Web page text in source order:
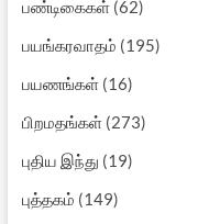
பண்டிகைகள்(62)
பயங்கரவாதம் (195)
பயணங்கள்(16)
பிறமதங்கள்(273)
புதிய இந்து (19)
புத்தகம் (149)